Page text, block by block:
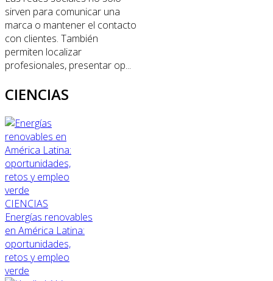
sirven para comunicar una
marca o mantener el contacto
con clientes. También
permiten localizar
profesionales, presentar op...
CIENCIAS
CIENCIAS
Energías renovables
en América Latina:
oportunidades,
retos y empleo
verde